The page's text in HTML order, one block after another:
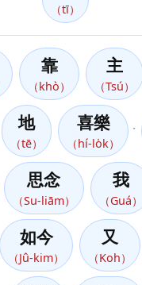
（tī）
靠
（khò）
主
（Tsú）
地
（tē）
喜樂
（hí-lo̍k）
思念
（Su-liām）
我
（Guá）
如今
（Jû-kim）
又
（Koh）